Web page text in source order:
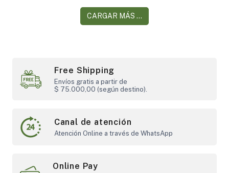
CARGAR MÁS ...
Free Shipping
Envíos gratis a partir de
$ 75.000,00 (según destino).
Canal de atención
Atención Online a través de WhatsApp
Online Pay